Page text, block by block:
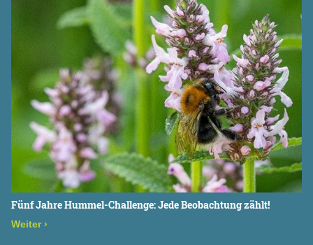
Fünf Jahre Hummel-Challenge: Jede Beobachtung zählt!
Weiter ›